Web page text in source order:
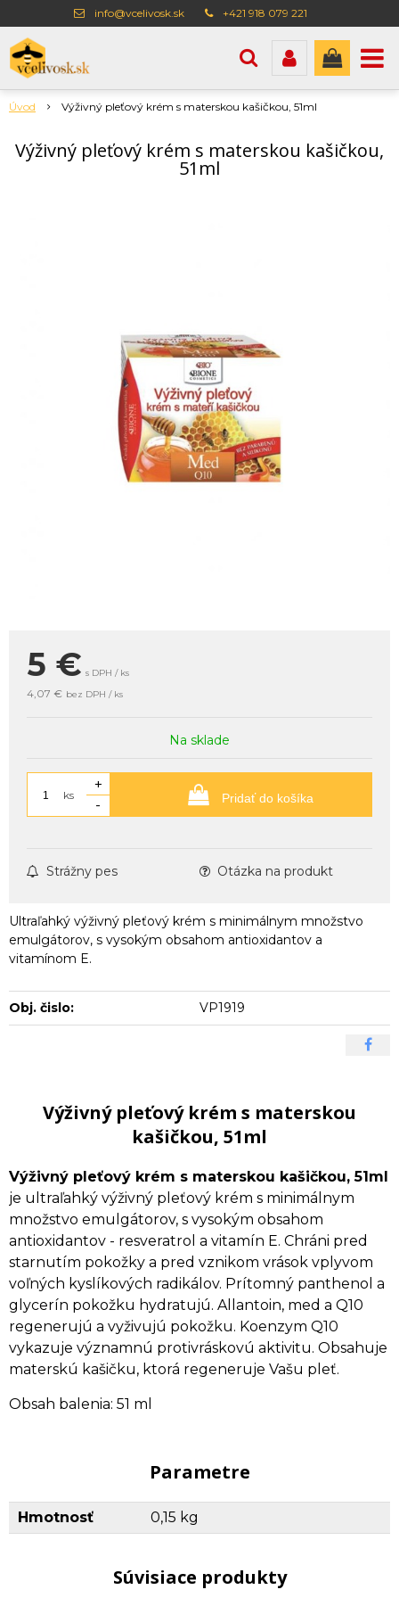
info@vcelivosk.sk +421 918 079 221
Úvod Výživný pleťový krém s materskou kašičkou, 51ml
Výživný pleťový krém s materskou kašičkou,
51ml
5 € s DPH / ks
4,07 € bez DPH / ks
Na sklade
ks
+
-
Pridať do košíka
Strážny pes Otázka na produkt
Ultraľahký výživný pleťový krém s minimálnym množstvo
emulgátorov, s vysokým obsahom antioxidantov a
vitamínom E.
Obj. čislo: VP1919
Výživný pleťový krém s materskou
kašičkou, 51ml
Výživný pleťový krém s materskou kašičkou, 51ml
je ultraľahký výživný pleťový krém s minimálnym
množstvo emulgátorov, s vysokým obsahom
antioxidantov - resveratrol a vitamín E. Chráni pred
starnutím pokožky a pred vznikom vrások vplyvom
voľných kyslíkových radikálov. Prítomný panthenol a
glycerín pokožku hydratujú. Allantoin, med a Q10
regenerujú a vyživujú pokožku. Koenzym Q10
vykazuje významnú protivráskovú aktivitu. Obsahuje
materskú kašičku, ktorá regeneruje Vašu pleť.
Obsah balenia: 51 ml
Parametre
Hmotnosť 0,15 kg
Súvisiace produkty